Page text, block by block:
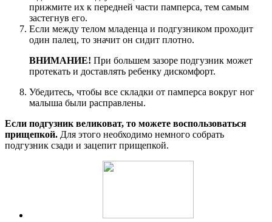
прижмите их к передней части памперса, тем самым
застегнув его.
Если между телом младенца и подгузником проходит
один палец, то значит он сидит плотно.
ВНИМАНИЕ! При большем зазоре подгузник может
протекать и доставлять ребенку дискомфорт.
Убедитесь, чтобы все складки от памперса вокруг ног
малыша были расправлены.
Если подгузник великоват, то можете воспользоваться
прищепкой. Для этого необходимо немного собрать
подгузник сзади и зацепит прищепкой.